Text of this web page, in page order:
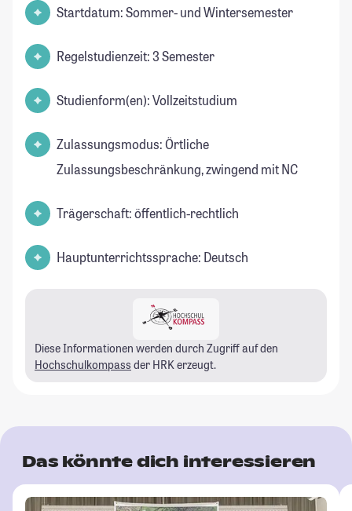
Startdatum: Sommer- und Wintersemester
Regelstudienzeit: 3 Semester
Studienform(en): Vollzeitstudium
Zulassungsmodus: Örtliche
Zulassungsbeschränkung, zwingend mit NC
Trägerschaft: öffentlich-rechtlich
Hauptunterrichtssprache: Deutsch
Diese Informationen werden durch Zugriff auf den
Hochschulkompass der HRK erzeugt.
Das könnte dich interessieren